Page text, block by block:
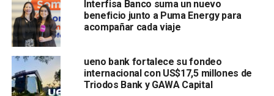
Interfisa Banco suma un nuevo
beneficio junto a Puma Energy para
acompañar cada viaje
ueno bank fortalece su fondeo
internacional con US$17,5 millones de
Triodos Bank y GAWA Capital